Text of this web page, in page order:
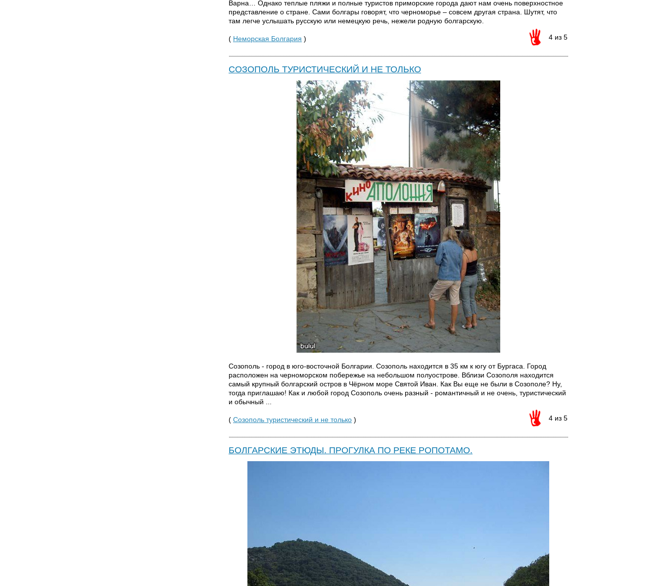
Варна… Однако теплые пляжи и полные туристов приморские города дают нам очень поверхностное
представление о стране. Сами болгары говорят, что черноморье – совсем другая страна. Шутят, что
там легче услышать русскую или немецкую речь, нежели родную болгарскую.
4 из 5
( Неморская Болгария )
СОЗОПОЛЬ ТУРИСТИЧЕСКИЙ И НЕ ТОЛЬКО
Созополь - город в юго-восточной Болгарии. Созополь находится в 35 км к югу от Бургаса. Город
расположен на черноморском побережье на небольшом полуострове. Вблизи Созополя находится
самый крупный болгарский остров в Чёрном море Святой Иван. Как Вы еще не были в Созополе? Ну,
тогда приглашаю! Как и любой город Созополь очень разный - романтичный и не очень, туристический
и обычный ...
4 из 5
( Созополь туристический и не только )
БОЛГАРСКИЕ ЭТЮДЫ. ПРОГУЛКА ПО РЕКЕ РОПОТАМО.